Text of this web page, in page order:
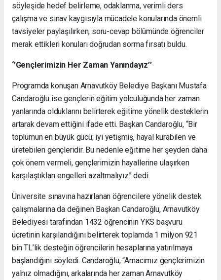
söyleşide hedef belirleme, odaklanma, verimli ders
çalışma ve sınav kaygısıyla mücadele konularında önemli
tavsiyeler paylaşılırken, soru-cevap bölümünde öğrenciler
merak ettikleri konuları doğrudan sorma fırsatı buldu.
‘’Gençlerimizin Her Zaman Yanındayız’’
Programda konuşan Arnavutköy Belediye Başkanı Mustafa
Candaroğlu ise gençlerin eğitim yolculuğunda her zaman
yanlarında olduklarını belirterek eğitime yönelik desteklerin
artarak devam ettiğini ifade etti. Başkan Candaroğlu, “Bir
toplumun en büyük gücü; iyi yetişmiş, hayal kurabilen ve
üretebilen gençleridir. Bu nedenle eğitime her şeyden daha
çok önem vermeli, gençlerimizin hayallerine ulaşırken
karşılaştıkları engelleri azaltmalıyız” dedi.
Üniversite sınavına hazırlanan öğrencilere yönelik destek
çalışmalarına da değinen Başkan Candaroğlu, Arnavutköy
Belediyesi tarafından 1432 öğrencinin YKS başvuru
ücretinin karşılandığını belirterek toplamda 1 milyon 921
bin TL’lik desteğin öğrencilerin hesaplarına yatırılmaya
başlandığını söyledi. Candaroğlu, “Amacımız gençlerimizin
yalnız olmadığını, arkalarında her zaman Arnavutköy